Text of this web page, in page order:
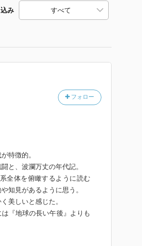
み
フォロー
特徴的。
と、波瀾万丈の年代記。
全体を俯瞰するように読む
知見があるように思う。
美しいと感じた。
『地球の長い午後』よりも